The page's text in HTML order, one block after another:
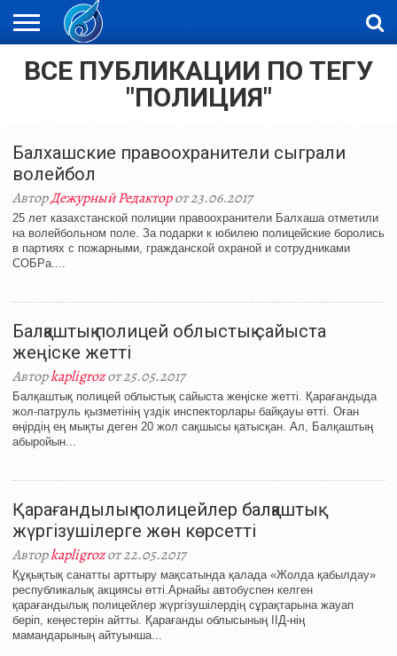
ЖАҢАЛЫҚТАР
НОВОСТИ
ВИДЕО
ФОТОРЕПОРТАЖИ
ОРКЕН
ВСЕ ПУБЛИКАЦИИ ПО ТЕГУ
"ПОЛИЦИЯ"
Балхашские правоохранители сыграли
волейбол
АвторДежурный Редакторот 23.06.2017
25 лет казахстанской полиции правоохранители Балхаша отметили
на волейбольном поле. За подарки к юбилею полицейские боролись
в партиях с пожарными, гражданской охраной и сотрудниками
СОБРа....
Балқаштық полицей облыстық сайыста
жеңіске жетті
Авторkapligrozот 25.05.2017
Балқаштық полицей облыстық сайыста жеңіске жетті. Қарағандыда
жол-патруль қызметінің үздік инспекторлары байқауы өтті. Оған
өңірдің ең мықты деген 20 жол сақшысы қатысқан. Ал, Балқаштың
абыройын...
Қарағандылық полицейлер балқаштық
жүргізушілерге жөн көрсетті
Авторkapligrozот 22.05.2017
Құқықтық санатты арттыру мақсатында қалада «Жолда қабылдау»
республикалық акциясы өтті.Арнайы автобуспен келген
қарағандылық полицейлер жүргізушілердің сұрақтарына жауап
беріп, кеңестерін айтты. Қарағанды облысының ІІД-нің
мамандарының айтуынша...